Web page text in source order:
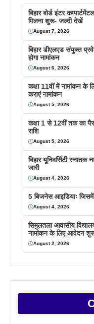
बिहार बोर्ड इंटर
मिलना शुरू- जल्दी देखें
August 7, 2026
बिहार डीएलएड संयुक्त
होगा नामांकन
August 6, 2026
कक्षा 11वीं में नामांकन के
कराएं नामांकन
August 5, 2026
कक्षा 1 से 12वीं तक का
राशि
August 5, 2026
बिहार यूनिवर्सिटी
जारी
August 4, 2026
5 बिजनेस आइडियाः
August 4, 2026
सिमुलतला आवासीय
नामांकन के लिए आवेदन
August 2, 2026